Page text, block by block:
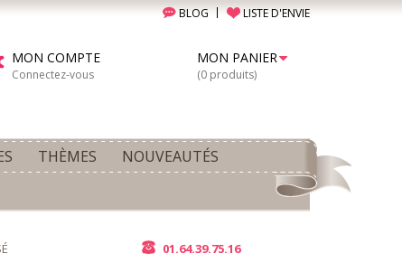
BLOG LISTE D'ENVIE
MON COMPTE
Connectez-vous
MON PANIER
(0 produits)
THÈMES
NOUVEAUTÉS
01.64.39.75.16